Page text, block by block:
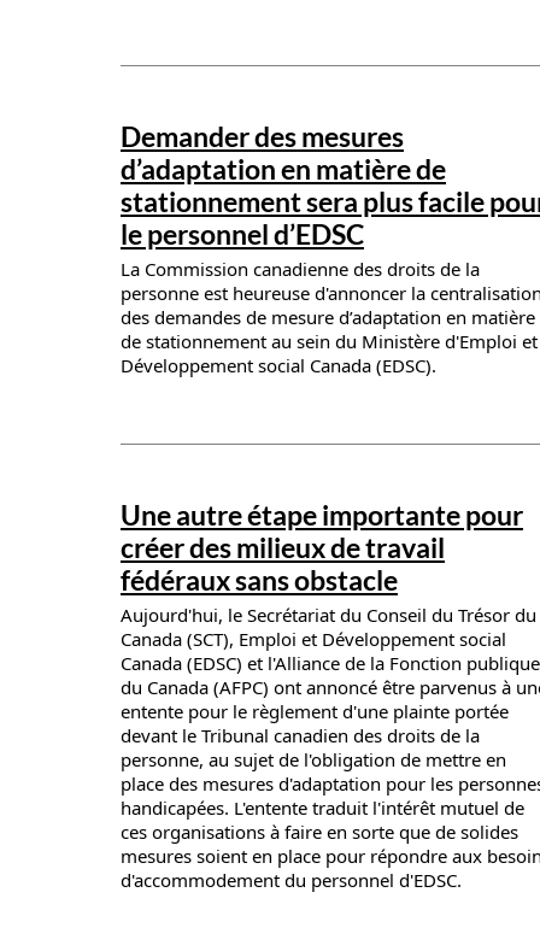
Demander des mesures
d’adaptation en matière de
stationnement sera plus facile
le personnel d’EDSC
La Commission canadienne des droits de la
personne est heureuse d'annoncer la
des demandes de mesure d’adaptation en matière
de stationnement au sein du Ministère d'Emploi et
Développement social Canada (EDSC).
News details
Une autre étape importante pour
créer des milieux de travail
fédéraux sans obstacle
Aujourd'hui, le Secrétariat du Conseil du Trésor du
Canada (SCT), Emploi et Développement social
Canada (EDSC) et l'Alliance de la Fonction publique
du Canada (AFPC) ont annoncé être parvenus à
entente pour le règlement d'une plainte portée
devant le Tribunal canadien des droits de la
personne, au sujet de l'obligation de mettre en
place des mesures d'adaptation pour les
handicapées. L'entente traduit l'intérêt mutuel de
ces organisations à faire en sorte que de solides
mesures soient en place pour répondre aux
d'accommodement du personnel d'EDSC.
News details